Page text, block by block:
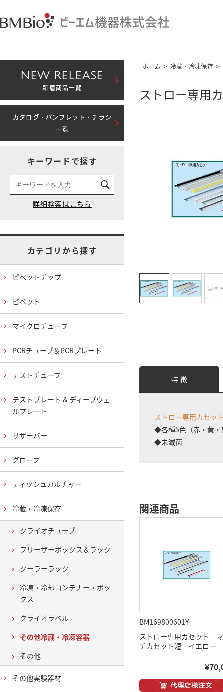
ホーム > 冷蔵・冷凍保存 >
ストロー専用
特 徴
ストロー専用カセッ
◆各種5色（赤・黄・
◆未滅菌
関連商品
BM169800601Y
ストロー専用カセット
チカセット短 イエロー
NEW RELEASE
新着商品一覧
カタログ・パンフレット・チラシ
一覧
キーワードで探す
カテゴリから探す
ピペットチップ
ピペット
マイクロチューブ
PCRチューブ＆PCRプレート
テストチューブ
テストプレート & ディープウェ
ルプレート
リザーバー
グローブ
ティッシュカルチャー
冷蔵・冷凍保存
クライオチューブ
フリーザーボックス＆ラック
クーラーラック
冷凍・冷却コンテナー・ボッ
クス
クライオラベル
その他冷蔵・冷凍容器
その他
その他実験器材